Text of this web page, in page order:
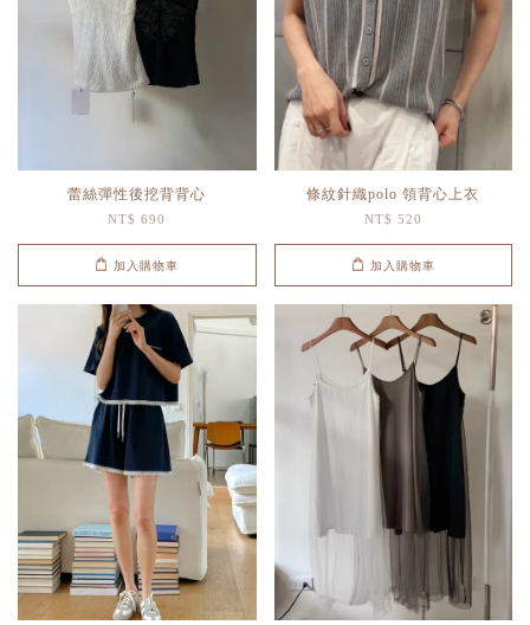
蕾絲彈性後挖背背心
NT$ 690
加入購物車
條紋針織polo 領背心上衣
NT$ 520
加入購物車